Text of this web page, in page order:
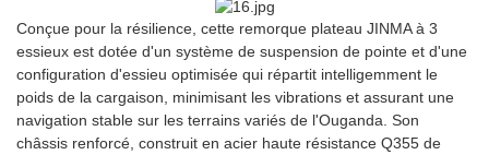
Conçue pour la résilience, cette remorque plateau JINMA à 3
essieux est dotée d'un système de suspension de pointe et d'une
configuration d'essieu optimisée qui répartit intelligemment le
poids de la cargaison, minimisant les vibrations et assurant une
navigation stable sur les terrains variés de l'Ouganda. Son
châssis renforcé, construit en acier haute résistance Q355 de